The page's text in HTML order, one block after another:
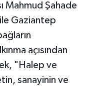
Mahmud Şahade
ile Gaziantep
açısından
"Halep ve
sanayinin ve